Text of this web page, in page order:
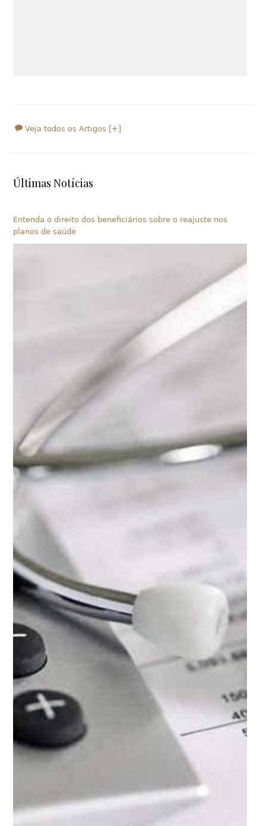
Veja todos os Artigos [+]
Últimas Notícias
Entenda o direito dos beneficiários sobre o reajuste nos
planos de saúde